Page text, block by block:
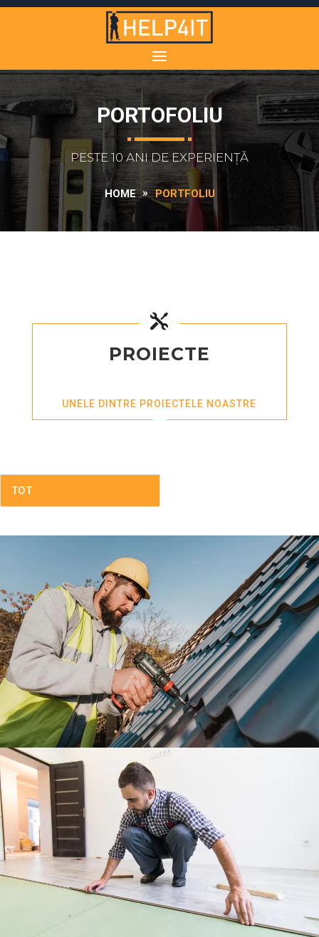
PORTOFOLIU
PESTE 10 ANI DE EXPERIENȚĂ
HOME PORTFOLIU

PROIECTE
UNELE DINTRE PROIECTELE NOASTRE
TOT